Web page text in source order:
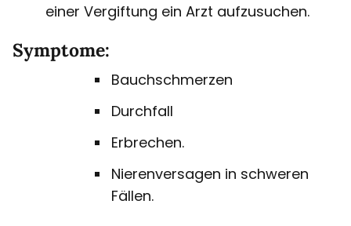
einer Vergiftung ein Arzt aufzusuchen.
Symptome:
Bauchschmerzen
Durchfall
Erbrechen.
Nierenversagen in schweren
Fällen.